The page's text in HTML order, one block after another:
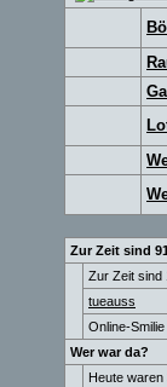
Zur Zeit sind
Zur Zeit sind
tueauss
Online-
Wer war da?
Heute waren